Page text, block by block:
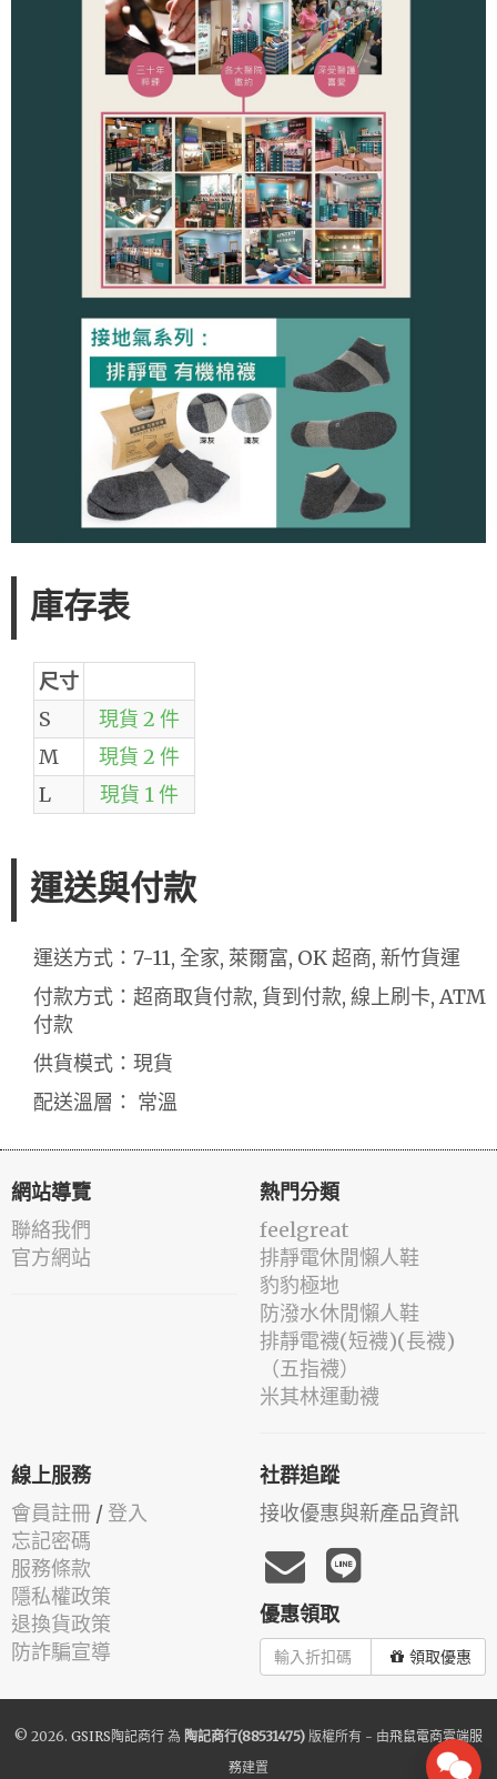
庫存表
尺寸
S
現貨 2 件
M
現貨 2 件
L
現貨 1 件
運送與付款
運送方式：7-11, 全家, 萊爾富, OK 超商, 新竹貨運
付款方式：超商取貨付款, 貨到付款, 線上刷卡, ATM
付款
供貨模式：現貨
配送溫層： 常溫
網站導覽
聯絡我們
官方網站
熱門分類
feelgreat
排靜電休閒懶人鞋
豹豹極地
防潑水休閒懶人鞋
排靜電襪(短襪)(長襪)
（五指襪）
米其林運動襪
線上服務
會員註冊 / 登入
忘記密碼
服務條款
隱私權政策
退換貨政策
防詐騙宣導
社群追蹤
接收優惠與新產品資訊
優惠領取
領取優惠
© 2026. GSIRS陶記商行 為 陶記商行(88531475) 版權所有 - 由飛鼠電商雲端服
務建置